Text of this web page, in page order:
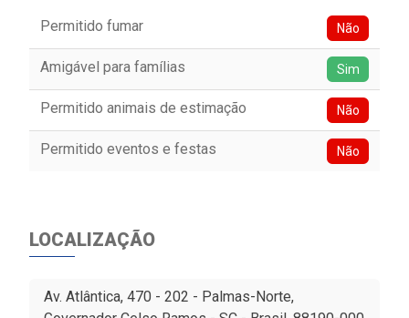
Permitido fumar Não
Amigável para famílias Sim
Permitido animais de estimação Não
Permitido eventos e festas Não
LOCALIZAÇÃO
Av. Atlântica, 470 - 202 - Palmas-Norte,